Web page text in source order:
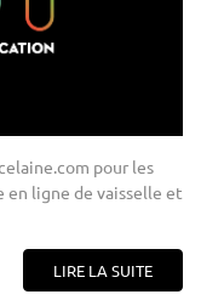
pour les
en ligne de vaisselle et
LIRE LA SUITE